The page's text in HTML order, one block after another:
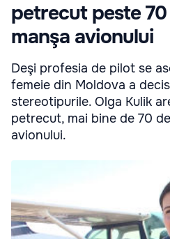
petrecut peste
manşa avionului
Deşi profesia de pilot se
femeie din Moldova a
stereotipurile. Olga Kulik
petrecut, mai bine de 70
avionului.